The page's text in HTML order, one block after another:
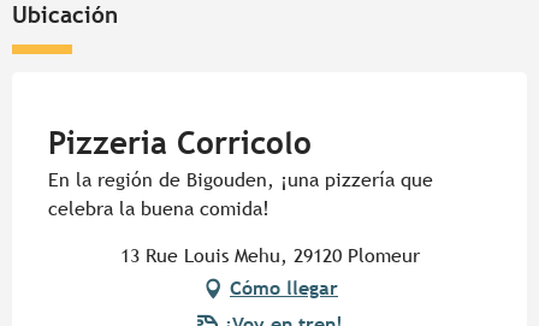
Ubicación
Pizzeria Corricolo
En la región de Bigouden, ¡una pizzería que
celebra la buena comida!
13 Rue Louis Mehu, 29120 Plomeur
Cómo llegar